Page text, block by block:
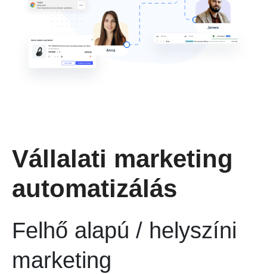
Vállalati marketing
automatizálás
Felhő alapú / helyszíni
marketing